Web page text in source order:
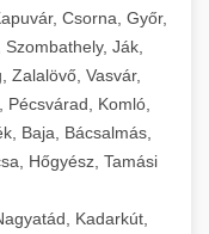
Csorna, Győr,
Ják,
Zalalövő, Vasvár,
Komló,
Baja, Bácsalmás,
Hőgyész, Tamási
Kadarkút,